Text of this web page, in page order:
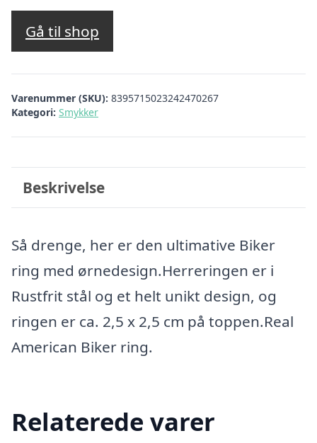
Gå til shop
Varenummer (SKU): 8395715023242470267
Kategori: Smykker
Beskrivelse
Så drenge, her er den ultimative Biker
ring med ørnedesign.Herreringen er i
Rustfrit stål og et helt unikt design, og
ringen er ca. 2,5 x 2,5 cm på toppen.Real
American Biker ring.
Relaterede varer